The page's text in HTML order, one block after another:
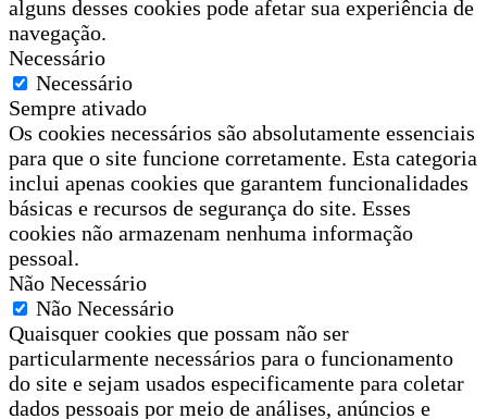
alguns desses cookies pode afetar sua experiência de
navegação.
Necessário
Necessário
Sempre ativado
Os cookies necessários são absolutamente essenciais
para que o site funcione corretamente. Esta categoria
inclui apenas cookies que garantem funcionalidades
básicas e recursos de segurança do site. Esses
cookies não armazenam nenhuma informação
pessoal.
Não Necessário
Não Necessário
Quaisquer cookies que possam não ser
particularmente necessários para o funcionamento
do site e sejam usados especificamente para coletar
dados pessoais por meio de análises, anúncios e